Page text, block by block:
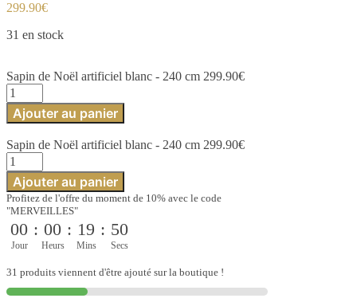
299.90€
31 en stock
Sapin de Noël artificiel blanc - 240 cm 299.90€
quantité
de
Sapin
Noël
artificiel
blanc
-
240
cm
Ajouter au panier
Sapin de Noël artificiel blanc - 240 cm 299.90€
quantité
de
Sapin
de
Noël
artificiel
blanc
240
cm
Ajouter au panier
Profitez de l'offre du moment de 10% avec le code
"MERVEILLES"
00
Jour
: 00
Heurs
: 19
Mins
: 50
Secs
31 produits viennent d'être ajouté sur la boutique !